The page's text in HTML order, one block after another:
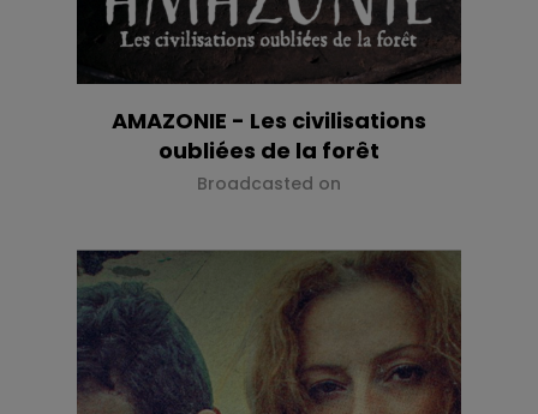
AMAZONIE - Les civilisations
oubliées de la forêt
Broadcasted on